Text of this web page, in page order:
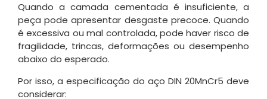
Quando a camada cementada é insuficiente, a
peça pode apresentar desgaste precoce. Quando
é excessiva ou mal controlada, pode haver risco de
fragilidade, trincas, deformações ou desempenho
abaixo do esperado.
Por isso, a especificação do aço DIN 20MnCr5 deve
considerar: